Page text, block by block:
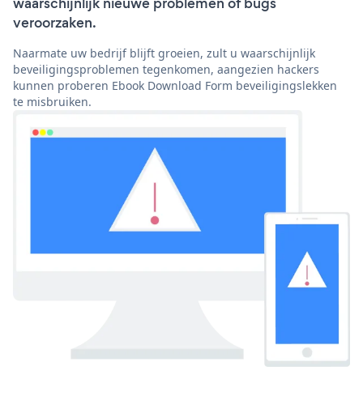
veroorzaken.
Naarmate uw bedrijf blijft groeien, zult u waarschijnlijk
beveiligingsproblemen tegenkomen, aangezien hackers
kunnen proberen Ebook Download Form beveiligingslekken
te misbruiken.